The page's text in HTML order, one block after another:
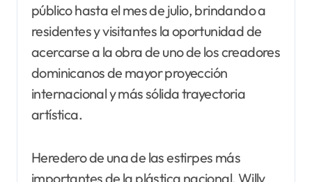
público hasta el mes de julio, brindando a
residentes y visitantes la oportunidad de
acercarse a la obra de uno de los creadores
dominicanos de mayor proyección
internacional y más sólida trayectoria
artística.
Heredero de una de las estirpes más
importantes de la plástica nacional, Willy